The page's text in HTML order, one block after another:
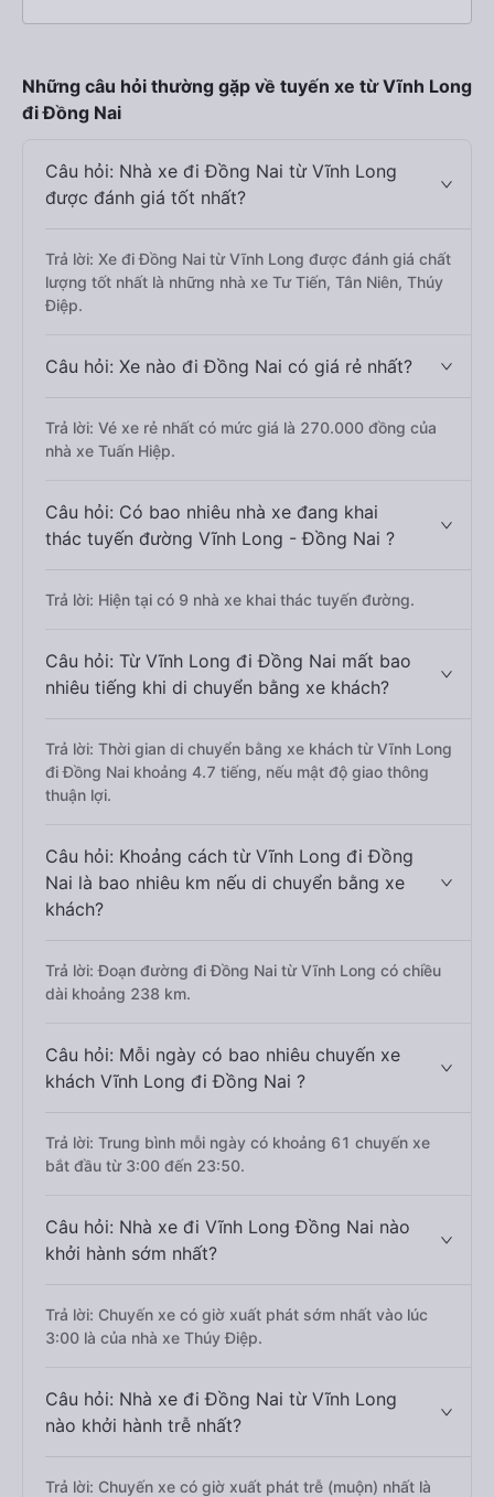
Những câu hỏi thường gặp về tuyến xe từ Vĩnh Long
đi Đồng Nai
Câu hỏi: Nhà xe đi Đồng Nai từ Vĩnh Long
được đánh giá tốt nhất?
Trả lời: Xe đi Đồng Nai từ Vĩnh Long được đánh giá chất
lượng tốt nhất là những nhà xe Tư Tiến, Tân Niên, Thúy
Điệp.
Câu hỏi: Xe nào đi Đồng Nai có giá rẻ nhất?
Trả lời: Vé xe rẻ nhất có mức giá là 270.000 đồng của
nhà xe Tuấn Hiệp.
Câu hỏi: Có bao nhiêu nhà xe đang khai
thác tuyến đường Vĩnh Long - Đồng Nai ?
Trả lời: Hiện tại có 9 nhà xe khai thác tuyến đường.
Câu hỏi: Từ Vĩnh Long đi Đồng Nai mất bao
nhiêu tiếng khi di chuyển bằng xe khách?
Trả lời: Thời gian di chuyển bằng xe khách từ Vĩnh Long
đi Đồng Nai khoảng 4.7 tiếng, nếu mật độ giao thông
thuận lợi.
Câu hỏi: Khoảng cách từ Vĩnh Long đi Đồng
Nai là bao nhiêu km nếu di chuyển bằng xe
khách?
Trả lời: Đoạn đường đi Đồng Nai từ Vĩnh Long có chiều
dài khoảng 238 km.
Câu hỏi: Mỗi ngày có bao nhiêu chuyến xe
khách Vĩnh Long đi Đồng Nai ?
Trả lời: Trung bình mỗi ngày có khoảng 61 chuyến xe
bắt đầu từ 3:00 đến 23:50.
Câu hỏi: Nhà xe đi Vĩnh Long Đồng Nai nào
khởi hành sớm nhất?
Trả lời: Chuyến xe có giờ xuất phát sớm nhất vào lúc
3:00 là của nhà xe Thúy Điệp.
Câu hỏi: Nhà xe đi Đồng Nai từ Vĩnh Long
nào khởi hành trễ nhất?
Trả lời: Chuyến xe có giờ xuất phát trễ (muộn) nhất là